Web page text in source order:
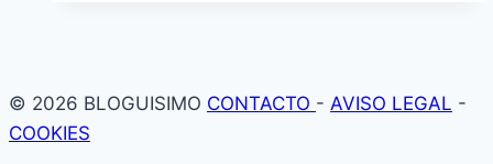
© 2026 BLOGUISIMO CONTACTO - AVISO LEGAL -
COOKIES